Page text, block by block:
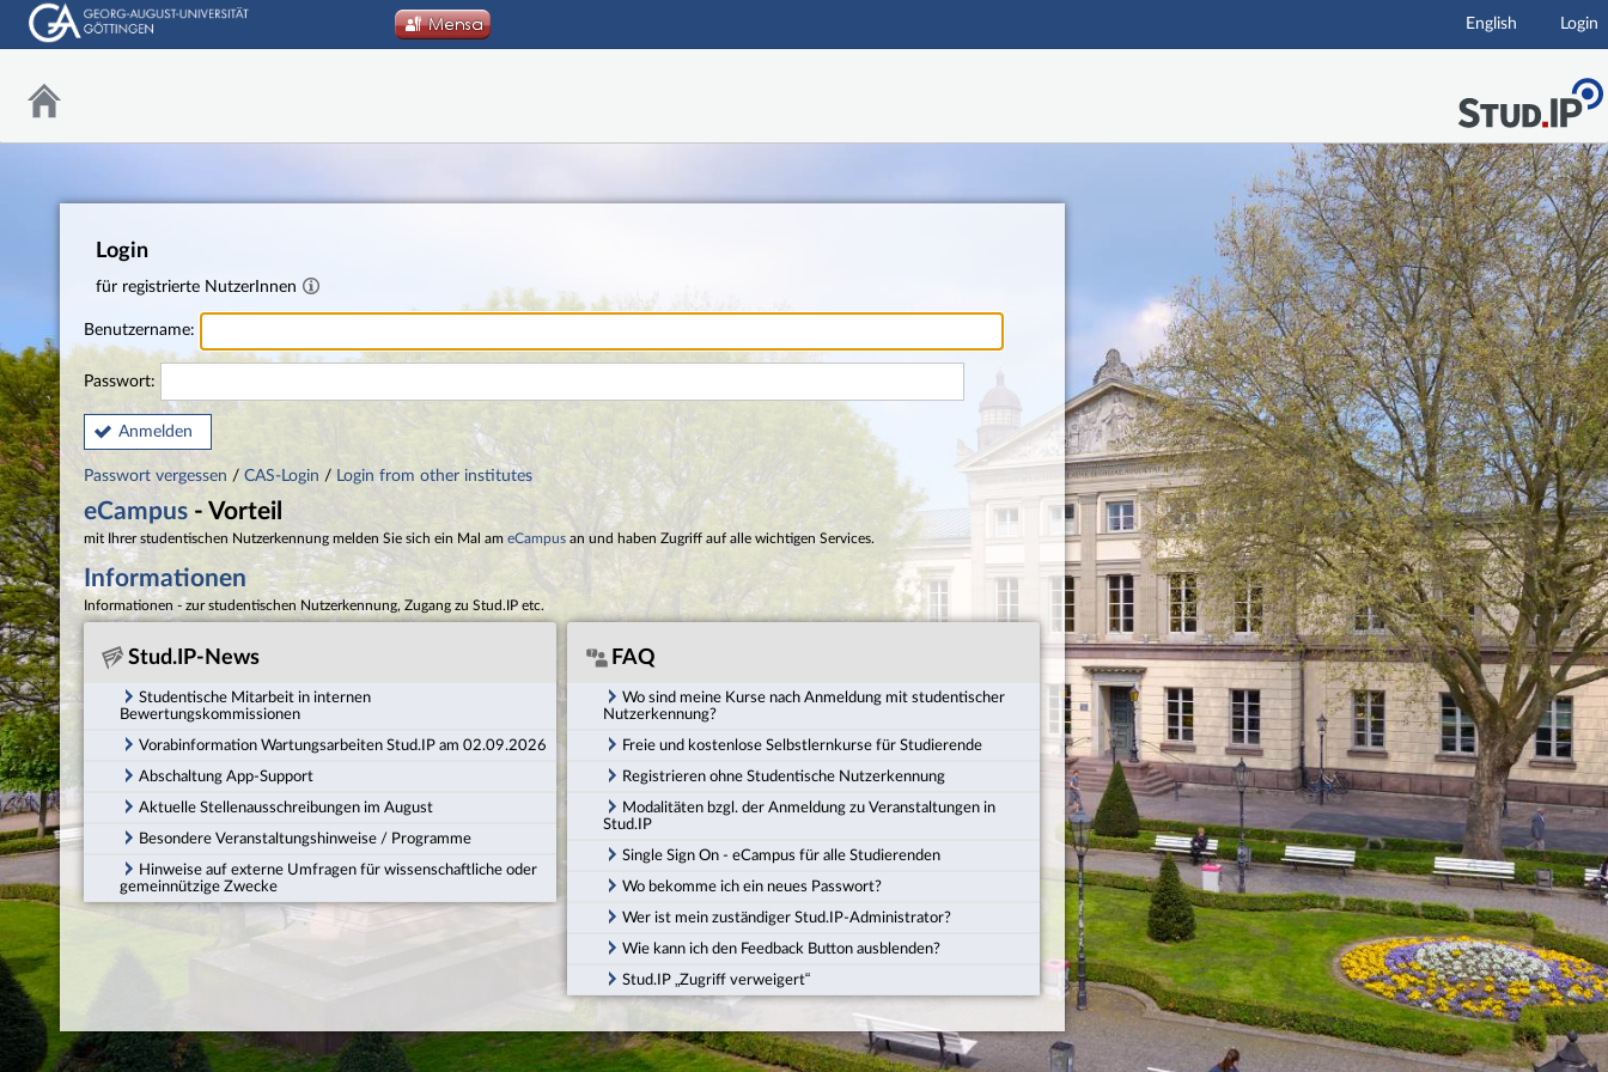
Hauptnavigation
English Login
Login
für registrierte NutzerInnen
Benutzername:
Passwort:
Anmelden
Passwort vergessen / CAS-Login / Login from other institutes
eCampus - Vorteil
mit Ihrer studentischen Nutzerkennung melden Sie sich ein Mal am eCampus an und haben Zugriff auf alle wichtigen Services.
Informationen
Informationen - zur studentischen Nutzerkennung, Zugang zu Stud.IP etc.
Stud.IP-News
Studentische Mitarbeit in internen
Bewertungskommissionen
Vorabinformation Wartungsarbeiten Stud.IP am 02.09.2026
Abschaltung App-Support
Aktuelle Stellenausschreibungen im August
Besondere Veranstaltungshinweise / Programme
Hinweise auf externe Umfragen für wissenschaftliche oder
gemeinnützige Zwecke
FAQ
Wo sind meine Kurse nach Anmeldung mit studentischer
Nutzerkennung?
Freie und kostenlose Selbstlernkurse für Studierende
Registrieren ohne Studentische Nutzerkennung
Modalitäten bzgl. der Anmeldung zu Veranstaltungen in
Stud.IP
Single Sign On - eCampus für alle Studierenden
Wo bekomme ich ein neues Passwort?
Wer ist mein zuständiger Stud.IP-Administrator?
Wie kann ich den Feedback Button ausblenden?
Stud.IP „Zugriff verweigert“